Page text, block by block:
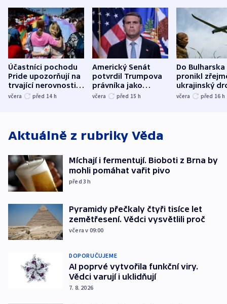
Účastníci pochodu
Pride upozorňují na
trvající nerovnosti i
společenskou
včera před 14 h
Americký Senát
potvrdil Trumpova
právníka jako
ministra
včera před 15 h
Do Bulharska
pronikl
ukrajinský
explodoval
včera před 16 h
Aktuálně z rubriky Věda
Míchají i fermentují. Bioboti z Brna by
mohli pomáhat vařit pivo
před 3h
Pyramidy přečkaly čtyři tisíce let
zemětřesení. Vědci vysvětlili proč
včera v 09:00
DOPORUČUJEME
AI poprvé vytvořila funkční viry.
Vědci varují i uklidňují
7. 8. 2026